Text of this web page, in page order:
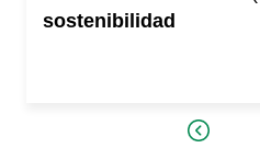
sostenibilidad